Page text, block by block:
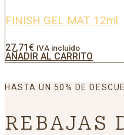
FINISH GEL MAT 12ml
27,71 € IVA incluido
AÑADIR AL CARRITO
HASTA UN 50% DE
REBAJAS